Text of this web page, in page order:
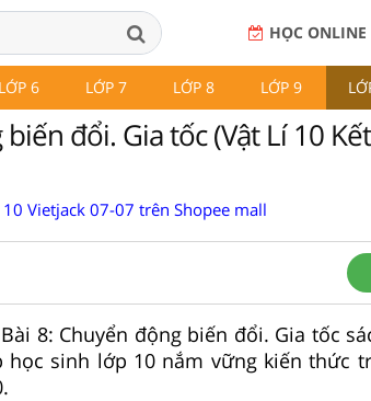
HỌC ONLINE
LỚP 6 LỚP 7 LỚP 8 LỚP 9
đổi. Gia tốc (Vật Lí 10
Vietjack 07-07 trên Shopee mall
8: Chuyển động biến đổi. Gia tốc
sinh lớp 10 nắm vững kiến thức